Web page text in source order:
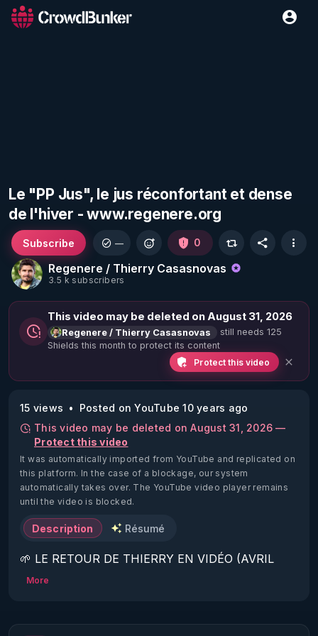
Le "PP Jus", le jus réconfortant et dense
de l'hiver - www.regenere.org
Regenere / Thierry Casasnovas
3.5 k subscribers
Subscribe — 0
This video may be deleted on August 31, 2026
Regenere / Thierry Casasnovas
still needs 125
Shields this month to protect its content
Protect this video
15 views
Posted on YouTube 10 years ago
This video may be deleted on August 31, 2026 —
Protect this video
It was automatically imported from YouTube and replicated on
this platform. In the case of a blockage, our system
automatically takes over. The YouTube video player remains
until the video is blocked.
Description Résumé
🌱 LE RETOUR DE THIERRY EN VIDÉO (AVRIL
2022)!
https://www.rgnr.fr/presentation.html
More